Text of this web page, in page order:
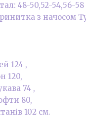
48-50,52-54,56-58
з начосом
124 ,
120,
74 ,
80,
102 см.